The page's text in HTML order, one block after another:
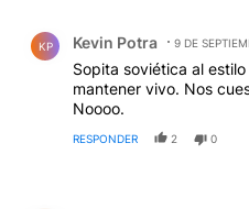
KP Kevin Potra 9 DE
Sopita soviética al
mantener vivo. Nos
Noooo.
RESPONDER 2 0